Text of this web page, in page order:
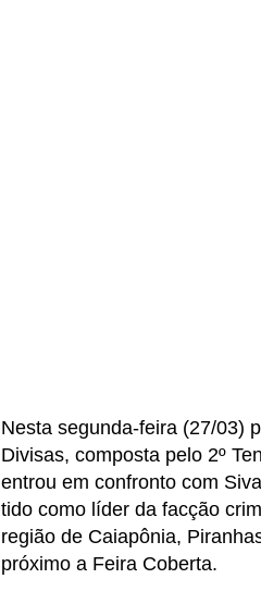
Nesta segunda-feira (27/03)
Divisas, composta pelo 2º
entrou em confronto com
tido como líder da facção
região de Caiapônia,
próximo a Feira Coberta.